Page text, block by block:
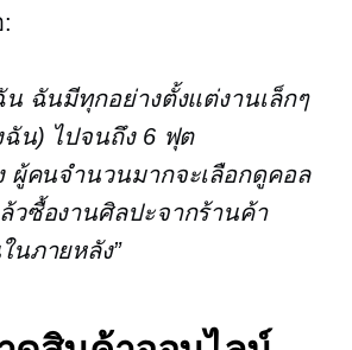
ฉันมีทุกอย่างตั้งแต่งานเล็กๆ
น) ไปจนถึง 6 ฟุต
ผู้คนจำนวนมากจะเลือกดูคอล
วซื้องานศิลปะจากร้านค้า
นภายหลัง”